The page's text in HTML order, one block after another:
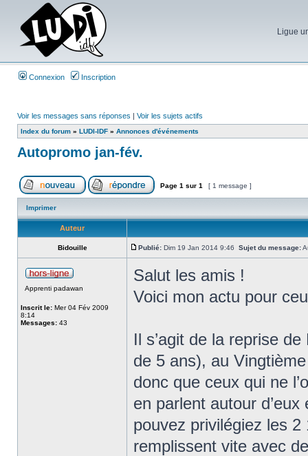
Ligue
Connexion Inscription
Voir les messages sans réponses | Voir les sujets actifs
Index du forum » LUDI-IDF » Annonces d'événements
Autopromo jan-fév.
Page 1 sur 1 [ 1 message ]
Imprimer
Auteur
Bidouille Publié: Dim 19 Jan 2014 9:46 Sujet du message:
Apprenti padawan
Inscrit le: Mer 04 Fév 2009
8:14
Messages: 43
Salut les amis !
Voici mon actu pour
Il s’agit de la reprise
de 5 ans), au
donc que ceux qui ne
en parlent autour
pouvez privilégiez les
remplissent vite avec